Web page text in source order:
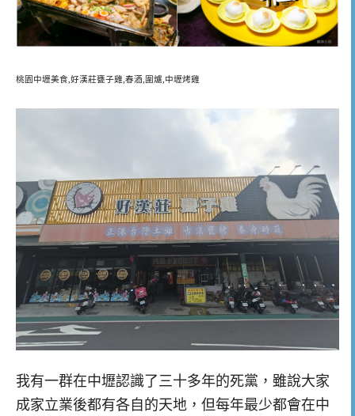
桃園中壢美食,好漢莊甕子雞,春酒,圍爐,中壢烤雞
我有一群在中壢認識了三十多年的死黨，雖說大家
成家立業後都有各自的天地，但每年最少都會在中